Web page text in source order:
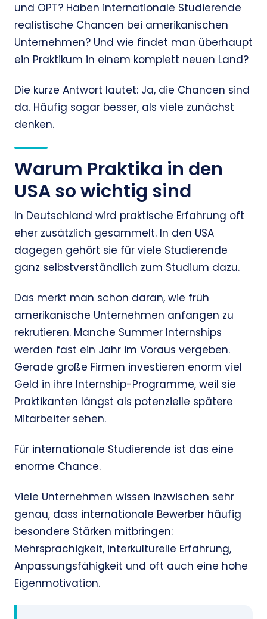
und OPT? Haben internationale Studierende
realistische Chancen bei amerikanischen
Unternehmen? Und wie findet man überhaupt
ein Praktikum in einem komplett neuen Land?
Die kurze Antwort lautet: Ja, die Chancen sind
da. Häufig sogar besser, als viele zunächst
denken.
Warum Praktika in den
USA so wichtig sind
In Deutschland wird praktische Erfahrung oft
eher zusätzlich gesammelt. In den USA
dagegen gehört sie für viele Studierende
ganz selbstverständlich zum Studium dazu.
Das merkt man schon daran, wie früh
amerikanische Unternehmen anfangen zu
rekrutieren. Manche Summer Internships
werden fast ein Jahr im Voraus vergeben.
Gerade große Firmen investieren enorm viel
Geld in ihre Internship-Programme, weil sie
Praktikanten längst als potenzielle spätere
Mitarbeiter sehen.
Für internationale Studierende ist das eine
enorme Chance.
Viele Unternehmen wissen inzwischen sehr
genau, dass internationale Bewerber häufig
besondere Stärken mitbringen:
Mehrsprachigkeit, interkulturelle Erfahrung,
Anpassungsfähigkeit und oft auch eine hohe
Eigenmotivation.